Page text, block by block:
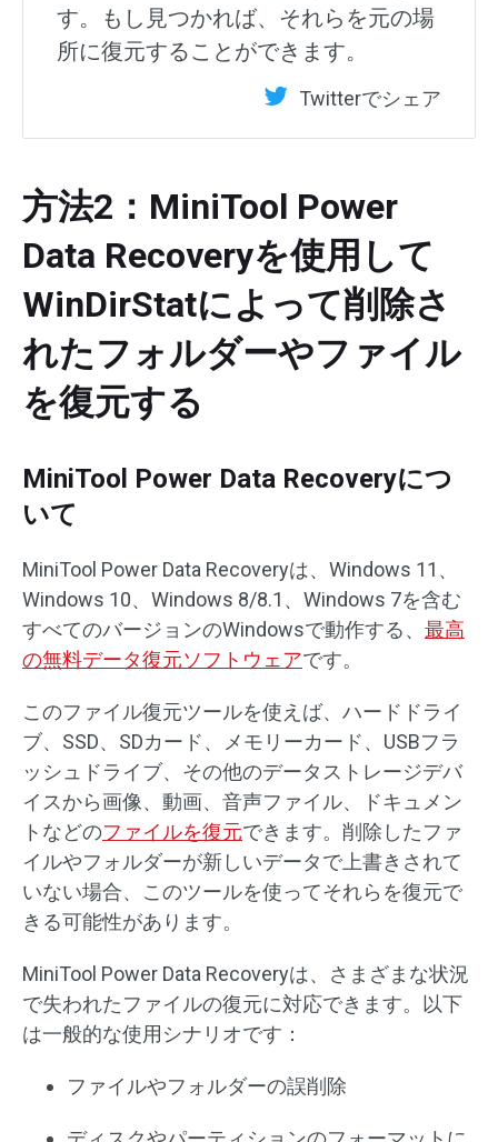
す。もし見つかれば、それらを元の場
所に復元することができます。
Twitterでシェア
方法2：MiniTool Power
Data Recoveryを使用して
WinDirStatによって削除さ
れたフォルダーやファイル
を復元する
MiniTool Power Data Recoveryにつ
いて
MiniTool Power Data Recoveryは、Windows 11、
Windows 10、Windows 8/8.1、Windows 7を含む
すべてのバージョンのWindowsで動作する、 最高
の無料データ復元ソフトウェアです。
このファイル復元ツールを使えば、ハードドライ
ブ、SSD、SDカード、メモリーカード、USBフラ
ッシュドライブ、その他のデータストレージデバ
イスから画像、動画、音声ファイル、ドキュメン
トなどのファイルを復元できます。削除したファ
イルやフォルダーが新しいデータで上書きされて
いない場合、このツールを使ってそれらを復元で
きる可能性があります。
MiniTool Power Data Recoveryは、さまざまな状況
で失われたファイルの復元に対応できます。以下
は一般的な使用シナリオです：
ファイルやフォルダーの誤削除